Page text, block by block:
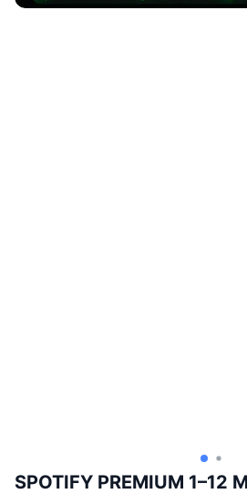
SPOTIFY PREMIUM 1–12